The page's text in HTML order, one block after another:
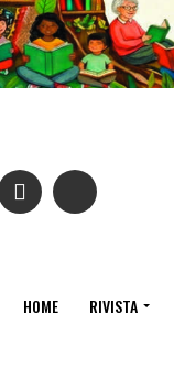
HOME RIVISTA